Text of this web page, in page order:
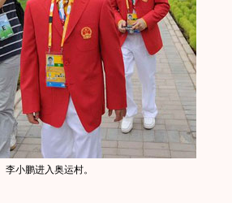
李小鹏进入奥运村。